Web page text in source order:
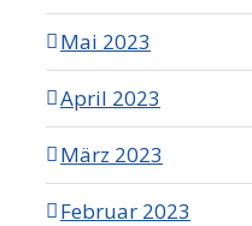
Mai 2023
April 2023
März 2023
Februar 2023